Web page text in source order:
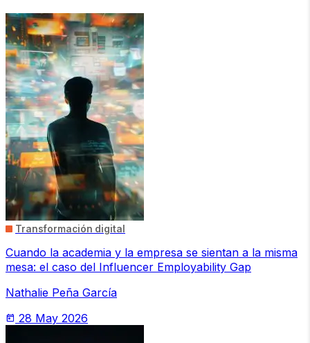
Transformación digital
Cuando la academia y la empresa se sientan a la misma
mesa: el caso del Influencer Employability Gap
Nathalie Peña García
today 28 May 2026